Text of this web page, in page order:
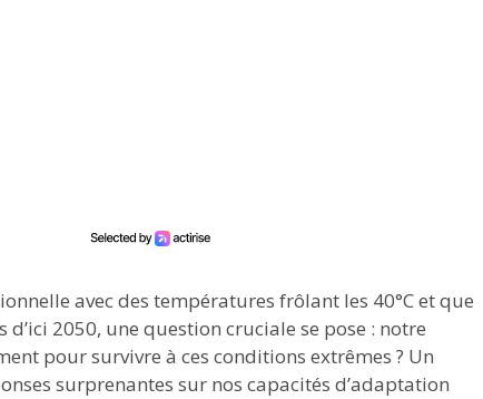
avec des températures frôlant les 40°C et que
d’ici 2050, une question cruciale se pose : notre
pour survivre à ces conditions extrêmes ? Un
surprenantes sur nos capacités d’adaptation